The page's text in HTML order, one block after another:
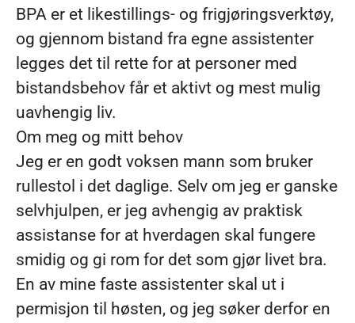
BPA er et likestillings- og frigjøringsverktøy,
og gjennom bistand fra egne assistenter
legges det til rette for at personer med
bistandsbehov får et aktivt og mest mulig
uavhengig liv.
Om meg og mitt behov
Jeg er en godt voksen mann som bruker
rullestol i det daglige. Selv om jeg er ganske
selvhjulpen, er jeg avhengig av praktisk
assistanse for at hverdagen skal fungere
smidig og gi rom for det som gjør livet bra.
En av mine faste assistenter skal ut i
permisjon til høsten, og jeg søker derfor en